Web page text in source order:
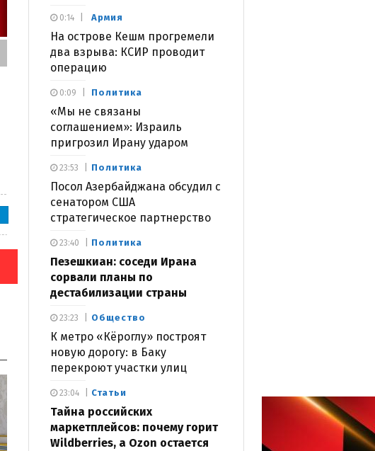
Армия
На острове Кешм прогремели
два взрыва: КСИР проводит
операцию
0:14
Политика
«Мы не связаны
соглашением»: Израиль
пригрозил Ирану ударом
0:09
Политика
Посол Азербайджана обсудил с
сенатором США
стратегическое партнерство
23:53
Политика
Пезешкиан: соседи Ирана
сорвали планы по
дестабилизации страны
23:40
Общество
К метро «Кёроглу» построят
новую дорогу: в Баку
перекроют участки улиц
23:23
Статьи
Тайна российских
маркетплейсов: почему горит
Wildberries, а Ozon остается
23:04